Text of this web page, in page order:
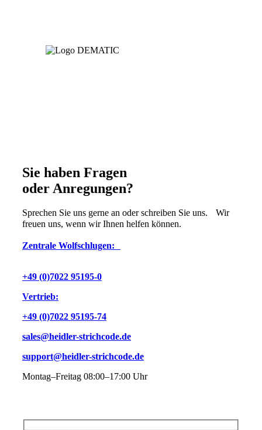
Sie haben Fragen
oder Anregungen?
Sprechen Sie uns gerne an oder schreiben Sie uns. Wir
freuen uns, wenn wir Ihnen helfen können.
Zentrale Wolfschlugen:
+49 (0)7022 95195-0
Vertrieb:
+49 (0)7022 95195-74
sales@heidler-strichcode.de
support@heidler-strichcode.de
Montag–Freitag 08:00–17:00 Uhr